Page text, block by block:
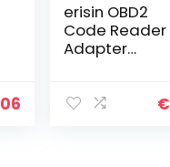
erisin OBD2
Code Reader
Adapter
Scanner Tool€